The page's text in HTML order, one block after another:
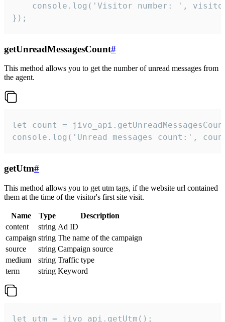
console.log('Visitor number: ',
});
getUnreadMessagesCount#
This method allows you to get the number of unread messages from
the agent.
let count =
console.log('Unread messages count:',
getUtm#
This method allows you to get utm tags, if the website url contained
them at the time of the visitor's first site visit.
Name Type
Description
content
string Ad ID
campaign string The name of the campaign
source
string Campaign source
medium
string Traffic type
term
string Keyword
let utm = jivo_api.getUtm();